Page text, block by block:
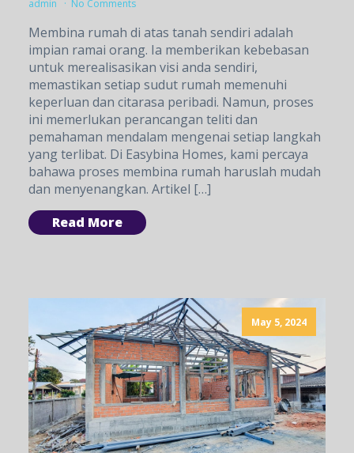
admin No Comments
Membina rumah di atas tanah sendiri adalah
impian ramai orang. Ia memberikan kebebasan
untuk merealisasikan visi anda sendiri,
memastikan setiap sudut rumah memenuhi
keperluan dan citarasa peribadi. Namun, proses
ini memerlukan perancangan teliti dan
pemahaman mendalam mengenai setiap langkah
yang terlibat. Di Easybina Homes, kami percaya
bahawa proses membina rumah haruslah mudah
dan menyenangkan. Artikel […]
Read More
May 5, 2024